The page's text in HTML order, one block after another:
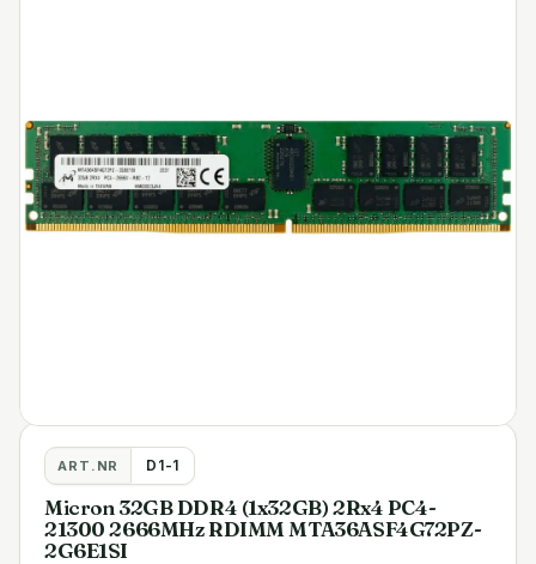
ART.NR D1-1
Micron 32GB DDR4 (1x32GB) 2Rx4 PC4-
21300 2666MHz RDIMM MTA36ASF4G72PZ-
2G6E1SI